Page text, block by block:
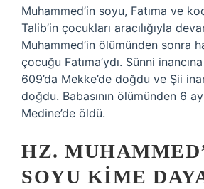
Muhammed’in soyu, Fatıma ve
Talib’in çocukları aracılığıyla
Muhammed’in ölümünden sonra
çocuğu Fatıma’ydı. Sünni
609’da Mekke’de doğdu ve Şii
doğdu. Babasının ölümünden 6
Medine’de öldü.
HZ.
SOYU KIME